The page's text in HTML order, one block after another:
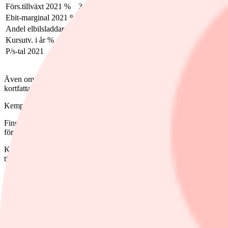
Förs.tillväxt 2021 %
31
Ebit-marginal 2021 %
Andel elbilsladdare %
Kursutv. i år %
P/s-tal 2021
Även om bolagen är lika i vissa avseenden så skiljer sig en del
kortfattat igenom dem var för sig.
Kempower
Finska Kempower är det senaste tillskottet i den noterade nordiska
första handelsdagen och dubblades nästan fram till årsskiftet, innan
Kempower är ursprungligen en enhet som levde en slumrande
till elfordon. Den korta historiken i nuvarande form är en förklaring